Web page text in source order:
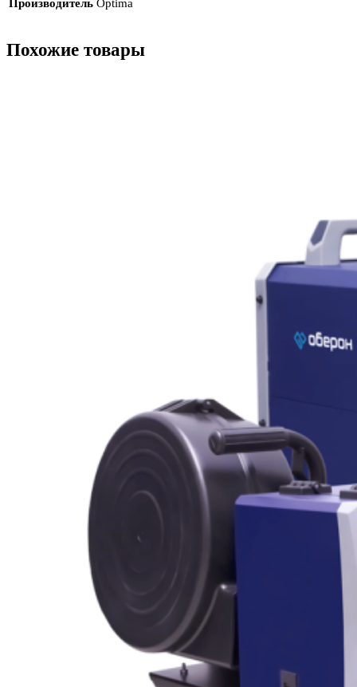
Производитель Optima
Похожие товары